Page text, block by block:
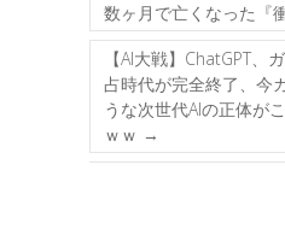
数ヶ月で亡くなった『
【AI大戦】ChatGPT、
占時代が完全終了、今
うな次世代AIの正体が
ｗｗ →